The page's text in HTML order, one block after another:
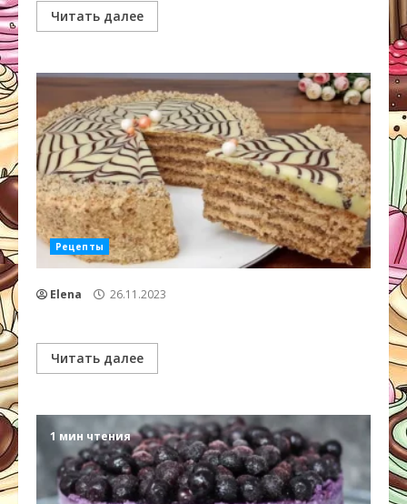
Читать далее
Рецепты
Elena 26.11.2023
Читать далее
1 мин чтения